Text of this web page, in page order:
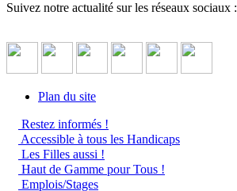
Suivez notre actualité sur les réseaux sociaux :
Plan du site
Restez informés !
Accessible à tous les Handicaps
Les Filles aussi !
Haut de Gamme pour Tous !
Emplois/Stages